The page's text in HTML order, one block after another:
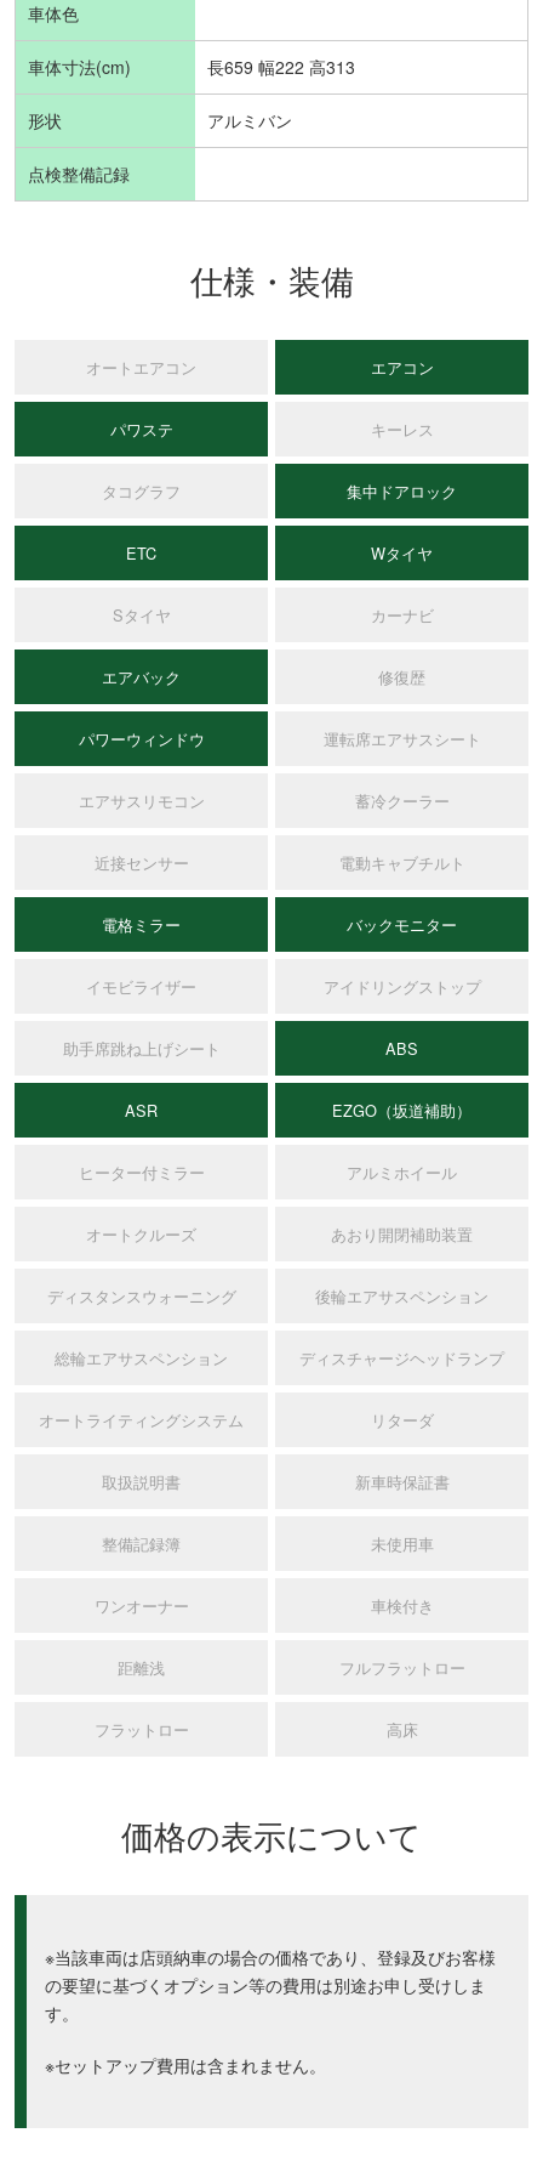
車体色
車体寸法(cm) 長659 幅222 高313
形状 アルミバン
点検整備記録
仕様・装備
オートエアコン エアコン
パワステ キーレス
タコグラフ 集中ドアロック
ETC Wタイヤ
Sタイヤ カーナビ
エアバック 修復歴
パワーウィンドウ 運転席エアサスシート
エアサスリモコン 蓄冷クーラー
近接センサー 電動キャブチルト
電格ミラー バックモニター
イモビライザー アイドリングストップ
助手席跳ね上げシート ABS
ASR EZGO（坂道補助）
ヒーター付ミラー アルミホイール
オートクルーズ あおり開閉補助装置
ディスタンスウォーニング 後輪エアサスペンション
総輪エアサスペンション ディスチャージヘッドランプ
オートライティングシステム リターダ
取扱説明書 新車時保証書
整備記録簿 未使用車
ワンオーナー 車検付き
距離浅 フルフラットロー
フラットロー 高床
価格の表示について
※当該車両は店頭納車の場合の価格であり、登録及びお客様
の要望に基づくオプション等の費用は別途お申し受けしま
す。
※セットアップ費用は含まれません。